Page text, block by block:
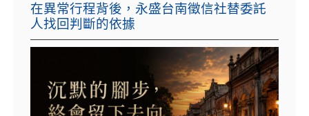
在異常行程背後，永盛台南徵信社替委託
人找回判斷的依據